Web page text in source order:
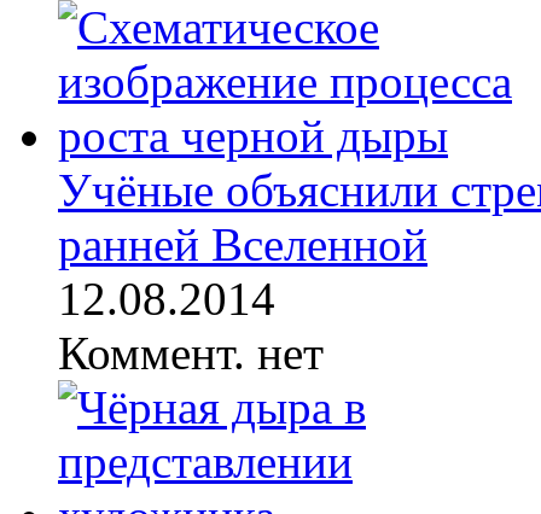
Учёные объяснили
ранней Вселенной
12.08.2014
Коммент. нет